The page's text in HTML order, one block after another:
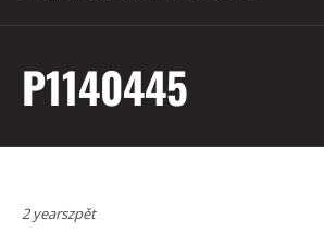
P1140445
2 yearszpět